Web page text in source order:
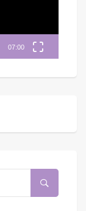
07:00